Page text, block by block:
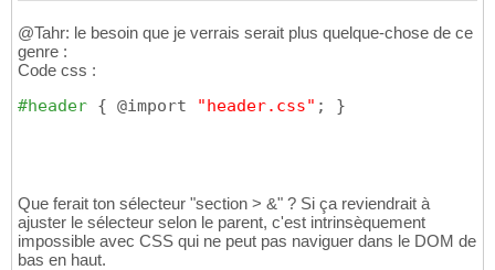
@Tahr: le besoin que je verrais serait plus quelque-chose de ce
genre :
Code css :
#header { @import "header.css" ; }
Que ferait ton sélecteur "section > &" ? Si ça reviendrait à
ajuster le sélecteur selon le parent, c'est intrinsèquement
impossible avec CSS qui ne peut pas naviguer dans le DOM de
bas en haut.